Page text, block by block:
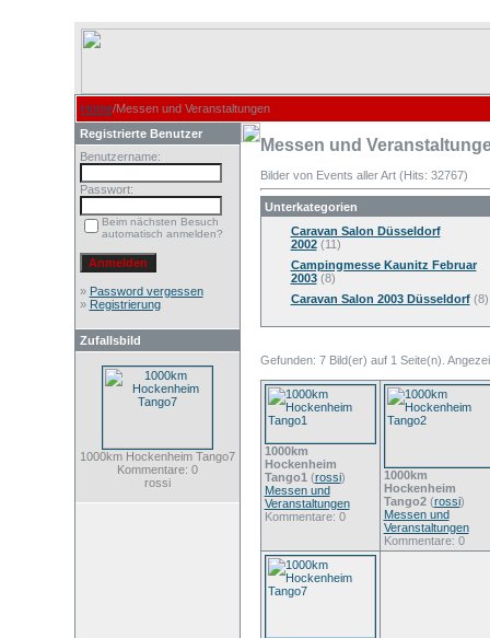
Home/Messen und Veranstaltungen
Registrierte Benutzer
Benutzername:
Passwort:
Beim nächsten Besuch
automatisch anmelden?
» Password vergessen
» Registrierung
Zufallsbild
1000km Hockenheim Tango7
Kommentare: 0
rossi
Messen und
Bilder von Events aller Art (Hits: 32767)
Unterkategorien
Caravan Salon Düsseldorf
2002(11)
Campingmesse Kaunitz Februar
2003(8)
Caravan Salon 2003 Düsseldorf(8)
Gefunden: 7 Bild(er) auf 1 Seite(n).
1000km
Hockenheim
Tango1 (rossi)
Messen und
Veranstaltungen
Kommentare: 0
1000km
Hockenheim
Tango2(rossi)
Messen und
Veranstaltungen
Kommentare: 0